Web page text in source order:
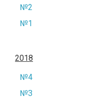
№2
№1
2018
№4
№3